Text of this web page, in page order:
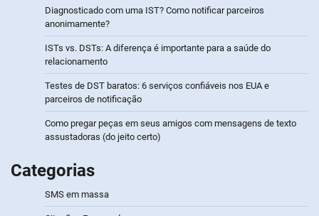
Diagnosticado com uma IST? Como notificar parceiros
anonimamente?
ISTs vs. DSTs: A diferença é importante para a saúde do
relacionamento
Testes de DST baratos: 6 serviços confiáveis nos EUA e
parceiros de notificação
Como pregar peças em seus amigos com mensagens de texto
assustadoras (do jeito certo)
Categorias
SMS em massa